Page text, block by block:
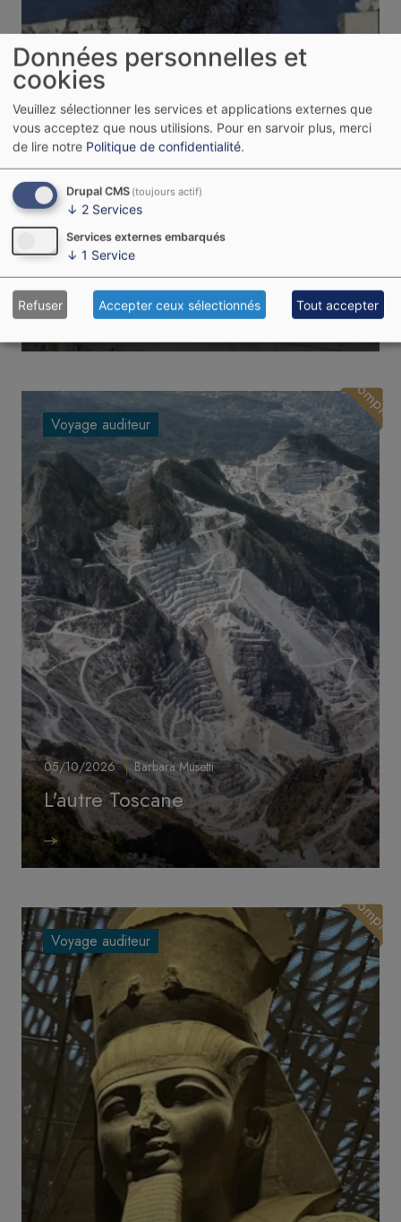
19/09/2026 Ioanna Alexopoulou
Grèce du Nord
Complet
Voyage auditeur
05/10/2026 Barbara Musetti
L'autre Toscane
Complet
Voyage auditeur
Données personnelles et
cookies
Veuillez sélectionner les services et applications externes que
vous acceptez que nous utilisions. Pour en sarvoir plus, merci
de lire notre Politique de confidentialité.
Drupal CMS (toujours actif)
↓ 2 Services
Services externes embarqués
↓ 1 Service
Refuser Accepter ceux sélectionnés Tout accepter